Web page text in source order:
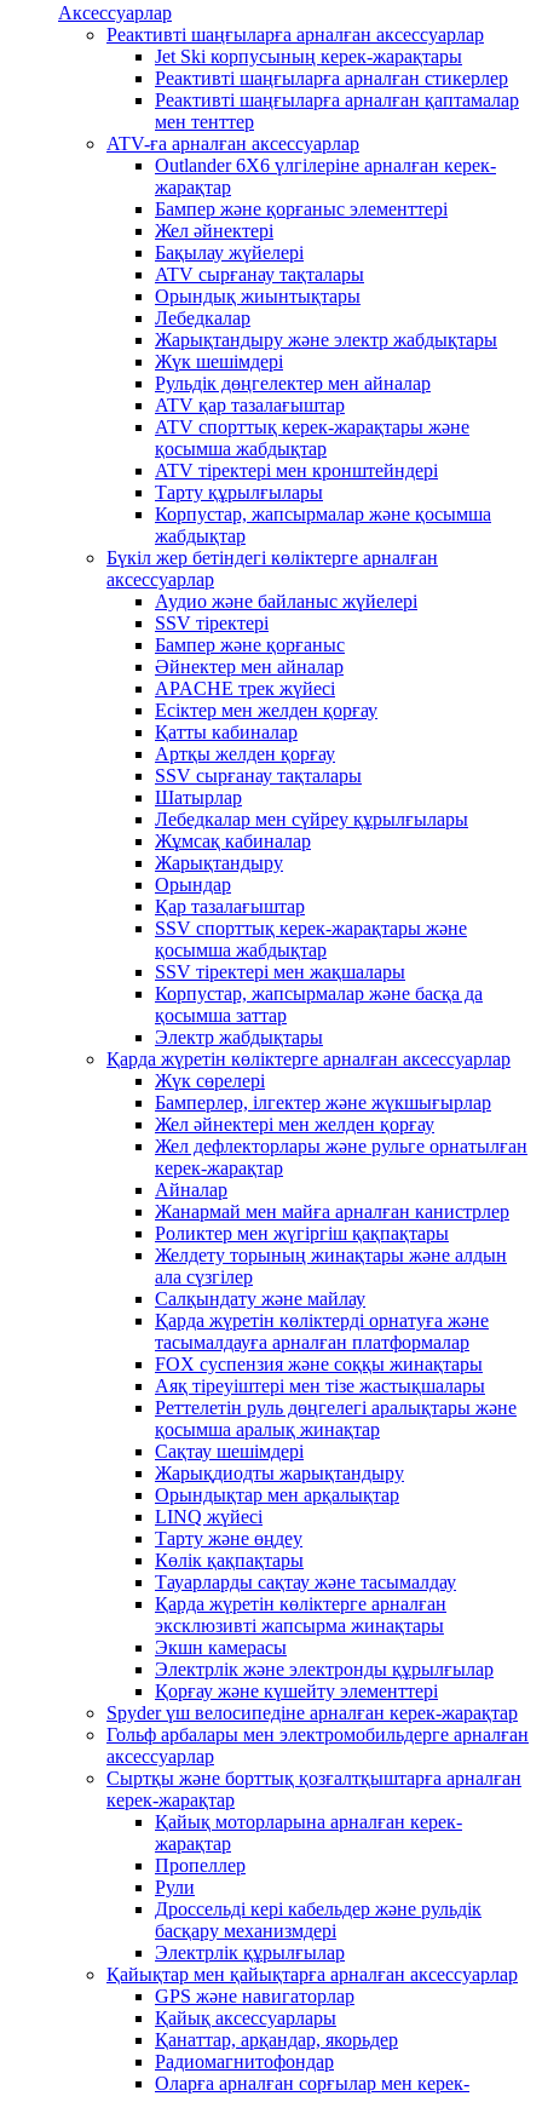
Аксессуарлар
Реактивті шаңғыларға арналған аксессуарлар
Jet Ski корпусының керек-жарақтары
Реактивті шаңғыларға арналған стикерлер
Реактивті шаңғыларға арналған қаптамалар
мен тенттер
ATV-ға арналған аксессуарлар
Outlander 6X6 үлгілеріне арналған керек-
жарақтар
Бампер және қорғаныс элементтері
Жел әйнектері
Бақылау жүйелері
ATV сырғанау тақталары
Орындық жиынтықтары
Лебедкалар
Жарықтандыру және электр жабдықтары
Жүк шешімдері
Рульдік дөңгелектер мен айналар
ATV қар тазалағыштар
ATV спорттық керек-жарақтары және
қосымша жабдықтар
ATV тіректері мен кронштейндері
Тарту құрылғылары
Корпустар, жапсырмалар және қосымша
жабдықтар
Бүкіл жер бетіндегі көліктерге арналған
аксессуарлар
Аудио және байланыс жүйелері
SSV тіректері
Бампер және қорғаныс
Әйнектер мен айналар
APACHE трек жүйесі
Есіктер мен желден қорғау
Қатты кабиналар
Артқы желден қорғау
SSV сырғанау тақталары
Шатырлар
Лебедкалар мен сүйреу құрылғылары
Жұмсақ кабиналар
Жарықтандыру
Орындар
Қар тазалағыштар
SSV спорттық керек-жарақтары және
қосымша жабдықтар
SSV тіректері мен жақшалары
Корпустар, жапсырмалар және басқа да
қосымша заттар
Электр жабдықтары
Қарда жүретін көліктерге арналған аксессуарлар
Жүк сөрелері
Бамперлер, ілгектер және жүкшығырлар
Жел әйнектері мен желден қорғау
Жел дефлекторлары және рульге орнатылған
керек-жарақтар
Айналар
Жанармай мен майға арналған канистрлер
Роликтер мен жүгіргіш қақпақтары
Желдету торының жинақтары және алдын
ала сүзгілер
Салқындату және майлау
Қарда жүретін көліктерді орнатуға және
тасымалдауға арналған платформалар
FOX суспензия және соққы жинақтары
Аяқ тіреуіштері мен тізе жастықшалары
Реттелетін руль дөңгелегі аралықтары және
қосымша аралық жинақтар
Сақтау шешімдері
Жарықдиодты жарықтандыру
Орындықтар мен арқалықтар
LINQ жүйесі
Тарту және өңдеу
Көлік қақпақтары
Тауарларды сақтау және тасымалдау
Қарда жүретін көліктерге арналған
эксклюзивті жапсырма жинақтары
Экшн камерасы
Электрлік және электронды құрылғылар
Қорғау және күшейту элементтері
Spyder үш велосипедіне арналған керек-жарақтар
Гольф арбалары мен электромобильдерге арналған
аксессуарлар
Сыртқы және борттық қозғалтқыштарға арналған
керек-жарақтар
Қайық моторларына арналған керек-
жарақтар
Пропеллер
Рули
Дроссельді кері кабельдер және рульдік
басқару механизмдері
Электрлік құрылғылар
Қайықтар мен қайықтарға арналған аксессуарлар
GPS және навигаторлар
Қайық аксессуарлары
Қанаттар, арқандар, якорьдер
Радиомагнитофондар
Оларға арналған сорғылар мен керек-